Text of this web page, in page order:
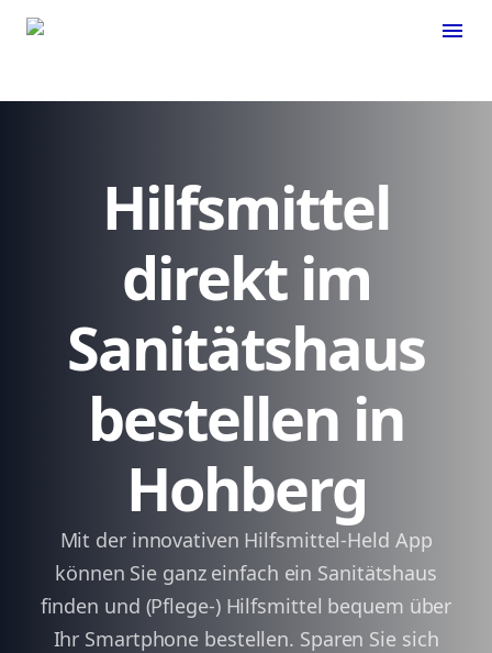
menu
Hilfsmittel
direkt im
Sanitätshaus
bestellen in
Hohberg
Mit der innovativen Hilfsmittel-Held App
können Sie ganz einfach ein Sanitätshaus
finden und (Pflege-) Hilfsmittel bequem über
Ihr Smartphone bestellen. Sparen Sie sich